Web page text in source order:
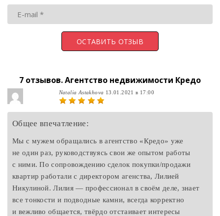
7 отзывов.Агентство недвижимости Кредо
Natalia Astakhova 13.01.2021 в 17:00
Общее впечатление:
Мы с мужем обращались в агентство «Кредо» уже
не один раз, руководствуясь свои же опытом работы
с ними. По сопровождению сделок покупки/продажи
квартир работали с директором агенства, Лилией
Никулиной. Лилия — профессионал в своём деле, знает
все тонкости и подводные камни, всегда корректно
и вежливо общается, твёрдо отстаивает интересы